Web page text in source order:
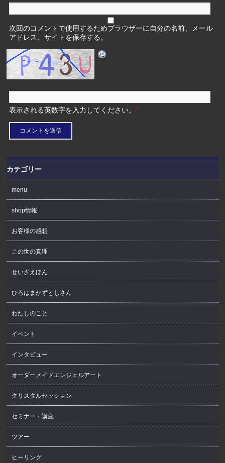
次回のコメントで使用するためブラウザーに自分の名前、メール
アドレス、サイトを保存する。
表示される英数字を入力してください。*
カテゴリー
menu
shop情報
お客様の感想
この世の真理
せいざえほん
ひろはまかずとしさん
わたしのこと
イベント
インタビュー
オーダーメイドエンジェルアート
クリスタルセッション
セミナー・講座
ツアー
ヒーリング